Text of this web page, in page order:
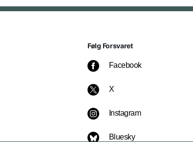
Følg Forsvaret
Facebook
X
Instagram
Bluesky